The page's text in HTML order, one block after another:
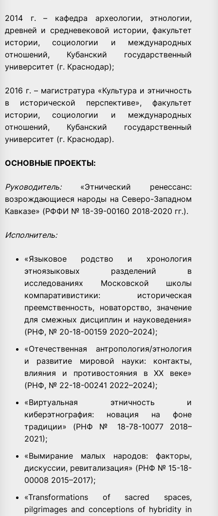
2014 г. – кафедра археологии, этнологии,
древней и средневековой истории, факультет
истории, социологии и международных
отношений, Кубанский государственный
университет (г. Краснодар);
2016 г. – магистратура «Культура и этничность
в исторической перспективе», факультет
истории, социологии и международных
отношений, Кубанский государственный
университет (г. Краснодар).
ОСНОВНЫЕ ПРОЕКТЫ:
Руководитель:«Этнический ренессанс:
возрождающиеся народы на Северо-Западном
Кавказе» (РФФИ № 18-39-00160 2018-2020 гг.).
Исполнитель:
«Языковое родство и хронология
этноязыковых разделений в
исследованиях Московской школы
компаративистики: историческая
преемственность, новаторство, значение
для смежных дисциплин и науковедения»
(РНФ, № 20-18-00159 2020–2024);
«Отечественная антропология/этнология
и развитие мировой науки: контакты,
влияния и противостояния в ХХ веке»
(РНФ, № 22-18-00241 2022–2024);
«Виртуальная этничность и
киберэтнография: новация на фоне
традиции» (РНФ № 18-78-10077 2018–
2021);
«Вымирание малых народов: факторы,
дискуссии, ревитализация» (РНФ № 15-18-
00008 2015–2017);
«Transformations of sacred spaces,
pilgrimages and conceptions of hybridity in